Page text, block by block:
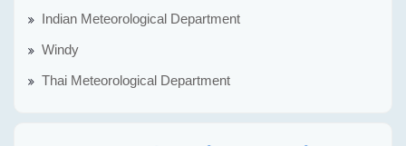
Indian Meteorological Department
Windy
Thai Meteorological Department